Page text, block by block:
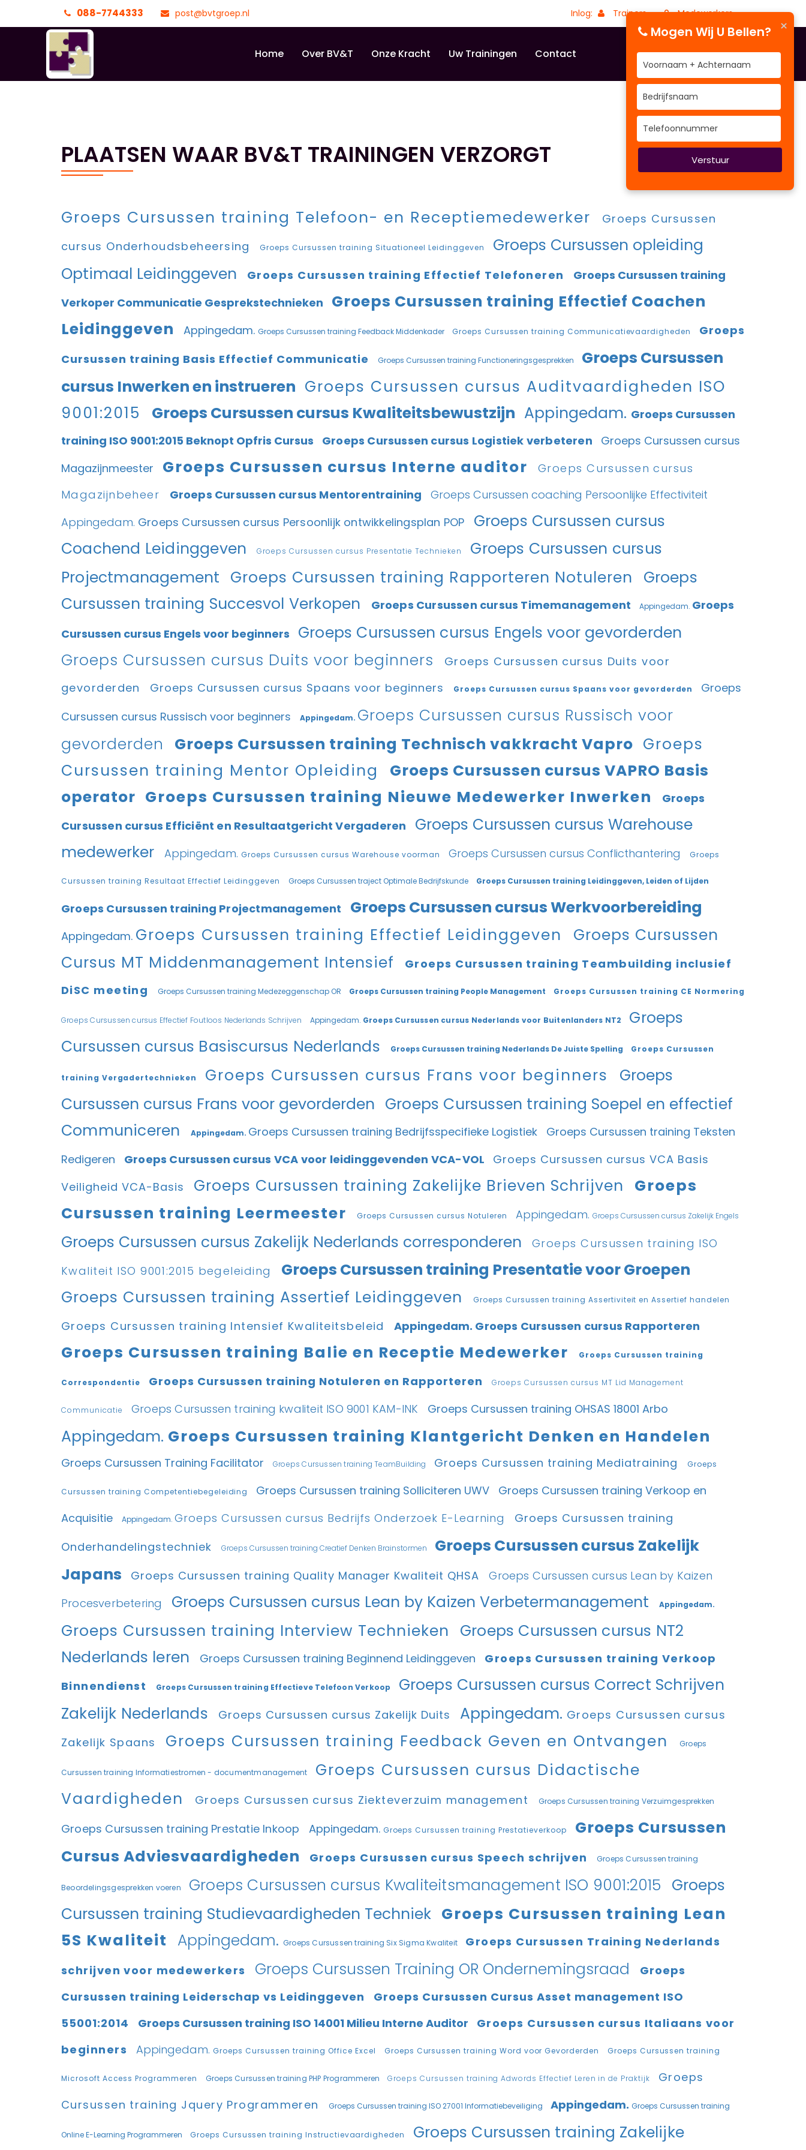
088-7744333 post@bvtgroep.nl Inlog: Trainers Medewerkers
Home Over BV&T Onze Kracht Uw Trainingen Contact
PLAATSEN WAAR BV&T TRAININGEN VERZORGT
Groeps Cursussen training Telefoon- en Receptiemedewerker
Groeps Cursussen
cursus Onderhoudsbeheersing
Groeps Cursussen training Situationeel Leidinggeven
Groeps Cursussen opleiding
Optimaal Leidinggeven
Groeps Cursussen training Effectief Telefoneren
Groeps Cursussen training
Verkoper Communicatie Gesprekstechnieken
Groeps Cursussen training Effectief Coachen
Leidinggeven
Appingedam. Groeps Cursussen training Feedback Middenkader Groeps Cursussen training Communicatievaardigheden
Groeps
Cursussen training Basis Effectief Communicatie
Groeps Cursussen training Functioneringsgesprekken
Groeps Cursussen
cursus Inwerken en instrueren Groeps Cursussen cursus Auditvaardigheden ISO
9001:2015
Groeps Cursussen cursus Kwaliteitsbewustzijn Appingedam. Groeps Cursussen
training ISO 9001:2015 Beknopt Opfris Cursus
Groeps Cursussen cursus Logistiek verbeteren
Groeps Cursussen cursus
Magazijnmeester
Groeps Cursussen cursus Interne auditor
Groeps Cursussen cursus
Magazijnbeheer
Groeps Cursussen cursus Mentorentraining
Groeps Cursussen coaching Persoonlijke Effectiviteit
Appingedam. Groeps Cursussen cursus Persoonlijk ontwikkelingsplan POP
Groeps Cursussen cursus
Coachend Leidinggeven
Groeps Cursussen cursus Presentatie Technieken
Groeps Cursussen cursus
Projectmanagement Groeps Cursussen training Rapporteren Notuleren Groeps
Cursussen training Succesvol Verkopen
Groeps Cursussen cursus Timemanagement Appingedam. Groeps
Cursussen cursus Engels voor beginners
Groeps Cursussen cursus Engels voor gevorderden
Groeps Cursussen cursus Duits voor beginners
Groeps Cursussen cursus Duits voor
gevorderden
Groeps Cursussen cursus Spaans voor beginners Groeps Cursussen cursus Spaans voor gevorderden
Groeps
Cursussen cursus Russisch voor beginners
Appingedam. Groeps Cursussen cursus Russisch voor
gevorderden
Groeps Cursussen training Technisch vakkracht Vapro Groeps
Cursussen training Mentor Opleiding
Groeps Cursussen cursus VAPRO Basis
operator Groeps Cursussen training Nieuwe Medewerker Inwerken
Groeps
Cursussen cursus Efficiënt en Resultaatgericht Vergaderen
Groeps Cursussen cursus Warehouse
medewerker
Appingedam. Groeps Cursussen cursus Warehouse voorman Groeps Cursussen cursus Conflicthantering Groeps
Cursussen training Resultaat Effectief Leidinggeven Groeps Cursussen traject Optimale Bedrijfskunde Groeps Cursussen training Leidinggeven, Leiden of Lijden
Groeps Cursussen training Projectmanagement Groeps Cursussen cursus Werkvoorbereiding
Appingedam. Groeps Cursussen training Effectief Leidinggeven
Groeps Cursussen
Cursus MT Middenmanagement Intensief
Groeps Cursussen training Teambuilding inclusief
DiSC meeting
Groeps Cursussen training Medezeggenschap OR Groeps Cursussen training People Management Groeps Cursussen training CE Normering
Groeps Cursussen cursus Effectief Foutloos Nederlands Schrijven Appingedam. Groeps Cursussen cursus Nederlands voor Buitenlanders NT2
Groeps
Cursussen cursus Basiscursus Nederlands
Groeps Cursussen training Nederlands De Juiste Spelling Groeps Cursussen
training Vergadertechnieken Groeps Cursussen cursus Frans voor beginners
Groeps
Cursussen cursus Frans voor gevorderden Groeps Cursussen training Soepel en effectief
Communiceren
Appingedam. Groeps Cursussen training Bedrijfsspecifieke Logistiek
Groeps Cursussen training Teksten
Redigeren
Groeps Cursussen cursus VCA voor leidinggevenden VCA-VOL
Groeps Cursussen cursus VCA Basis
Veiligheid VCA-Basis
Groeps Cursussen training Zakelijke Brieven Schrijven Groeps
Cursussen training Leermeester
Groeps Cursussen cursus Notuleren Appingedam. Groeps Cursussen cursus Zakelijk Engels
Groeps Cursussen cursus Zakelijk Nederlands corresponderen
Groeps Cursussen training ISO
Kwaliteit ISO 9001:2015 begeleiding
Groeps Cursussen training Presentatie voor Groepen
Groeps Cursussen training Assertief Leidinggeven
Groeps Cursussen training Assertiviteit en Assertief handelen
Groeps Cursussen training Intensief Kwaliteitsbeleid Appingedam. Groeps Cursussen cursus Rapporteren
Groeps Cursussen training Balie en Receptie Medewerker Groeps Cursussen training
Correspondentie Groeps Cursussen training Notuleren en Rapporteren Groeps Cursussen cursus MT Lid Management
Communicatie Groeps Cursussen training kwaliteit ISO 9001 KAM-INK Groeps Cursussen training OHSAS 18001 Arbo
Appingedam. Groeps Cursussen training Klantgericht Denken en Handelen
Groeps Cursussen Training Facilitator Groeps Cursussen training TeamBuilding Groeps Cursussen training Mediatraining Groeps
Cursussen training Competentiebegeleiding Groeps Cursussen training Solliciteren UWV
Groeps Cursussen training Verkoop en
Acquisitie
Appingedam. Groeps Cursussen cursus Bedrijfs Onderzoek E-Learning
Groeps Cursussen training
Onderhandelingstechniek
Groeps Cursussen training Creatief Denken Brainstormen
Groeps Cursussen cursus Zakelijk
Japans
Groeps Cursussen training Quality Manager Kwaliteit QHSA
Groeps Cursussen cursus Lean by Kaizen
Procesverbetering
Groeps Cursussen cursus Lean by Kaizen Verbetermanagement Appingedam.
Groeps Cursussen training Interview Technieken Groeps Cursussen cursus NT2
Nederlands leren
Groeps Cursussen training Beginnend Leidinggeven
Groeps Cursussen training Verkoop
Binnendienst
Groeps Cursussen training Effectieve Telefoon Verkoop
Groeps Cursussen cursus Correct Schrijven
Zakelijk Nederlands
Groeps Cursussen cursus Zakelijk Duits Appingedam. Groeps Cursussen cursus
Zakelijk Spaans
Groeps Cursussen training Feedback Geven en Ontvangen Groeps
Cursussen training Informatiestromen - documentmanagement
Groeps Cursussen cursus Didactische
Vaardigheden
Groeps Cursussen cursus Ziekteverzuim management Groeps Cursussen training Verzuimgesprekken
Groeps Cursussen training Prestatie Inkoop Appingedam. Groeps Cursussen training Prestatieverkoop
Groeps Cursussen
Cursus Adviesvaardigheden
Groeps Cursussen cursus Speech schrijven Groeps Cursussen training
Beoordelingsgesprekken voeren Groeps Cursussen cursus Kwaliteitsmanagement ISO 9001:2015 Groeps
Cursussen training Studievaardigheden Techniek Groeps Cursussen training Lean
5S Kwaliteit Appingedam. Groeps Cursussen training Six Sigma Kwaliteit
Groeps Cursussen Training Nederlands
schrijven voor medewerkers
Groeps Cursussen Training OR Ondernemingsraad
Groeps
Cursussen training Leiderschap vs Leidinggeven
Groeps Cursussen Cursus Asset management ISO
55001:2014
Groeps Cursussen training ISO 14001 Milieu Interne Auditor
Groeps Cursussen cursus Italiaans voor
beginners
Appingedam. Groeps Cursussen training Office Excel Groeps Cursussen training Word voor Gevorderden Groeps Cursussen training
Microsoft Access Programmeren Groeps Cursussen training PHP Programmeren Groeps Cursussen training Adwords Effectief Leren in de Praktijk
Groeps
Cursussen training Jquery Programmeren
Groeps Cursussen training ISO 27001 Informatiebeveiliging Appingedam. Groeps Cursussen training
Online E-Learning Programmeren Groeps Cursussen training Instructievaardigheden Groeps Cursussen training Zakelijke
×
Mogen Wij U Bellen?
Verstuur